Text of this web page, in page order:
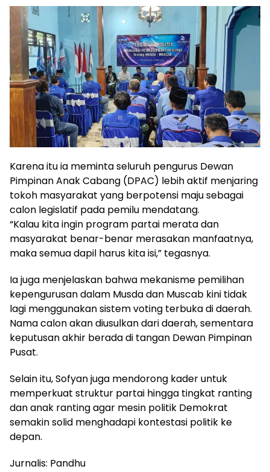
Karena itu ia meminta seluruh pengurus Dewan
Pimpinan Anak Cabang (DPAC) lebih aktif menjaring
tokoh masyarakat yang berpotensi maju sebagai
calon legislatif pada pemilu mendatang.
“Kalau kita ingin program partai merata dan
masyarakat benar-benar merasakan manfaatnya,
maka semua dapil harus kita isi,” tegasnya.
Ia juga menjelaskan bahwa mekanisme pemilihan
kepengurusan dalam Musda dan Muscab kini tidak
lagi menggunakan sistem voting terbuka di daerah.
Nama calon akan diusulkan dari daerah, sementara
keputusan akhir berada di tangan Dewan Pimpinan
Pusat.
Selain itu, Sofyan juga mendorong kader untuk
memperkuat struktur partai hingga tingkat ranting
dan anak ranting agar mesin politik Demokrat
semakin solid menghadapi kontestasi politik ke
depan.
Jurnalis: Pandhu